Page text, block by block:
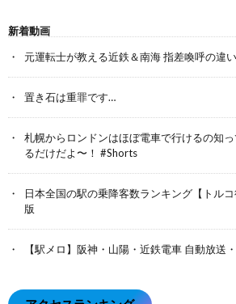
新着動画
元運転士が教える近鉄＆南海 指差喚呼の違
置き石は重罪です…
札幌からロンドンはほぼ電車で行けるの知
るだけだよ〜！ #Shorts
日本全国の駅の乗降客数ランキング【トル
版
【駅メロ】阪神・山陽・近鉄電車 自動放送